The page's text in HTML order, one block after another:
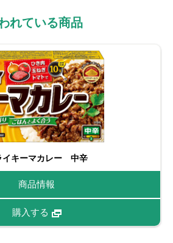
れている商品
イキーマカレー 中辛
商品情報
購入する